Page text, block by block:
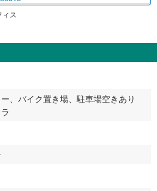
ス
、バイク置き場、駐車場空きあり